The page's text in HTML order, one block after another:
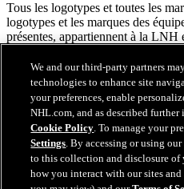
Tous les logotypes et toutes les
logotypes et les marques des
présentes, appartiennent à la LNH
Enterprises, L.P. © LNH 2026.
chandails d'équipe de la LNH
joueurs de la LNH et leurs
de la LNH et de l'AJLNH. Le mot
configuration de la surfaceuse
commerce déposées de Frank J.
Zamboni & Co., Inc. 2026. Tous
déposée ou tout droit d'auteur
leurs auteurs respectifs. Tous
We and our third-party partners
technologies to enhance site
your preferences, enable
NHL.com, and as described
Cookie Policy. To manage your
Settings. By accessing or using
to this collection and disclosure
how you interact with our sites